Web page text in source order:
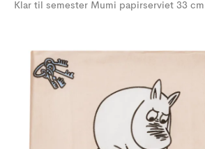
Klar til semester Mumi papirserviet 33 cm